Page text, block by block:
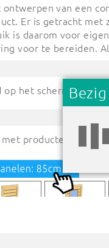
van een
Er is getracht
is daarom voor
voor te bereiden.
op het scherm
producten: